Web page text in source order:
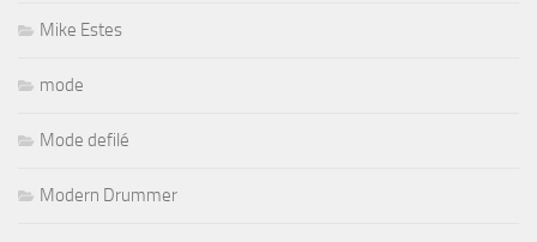
Mike Estes
mode
Mode defilé
Modern Drummer